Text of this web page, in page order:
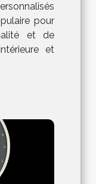
pour
et de
et